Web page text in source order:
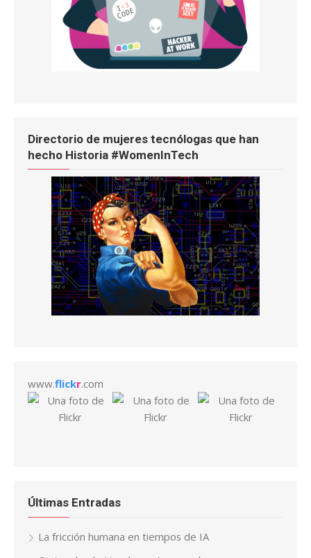
Directorio de mujeres tecnólogas que han
hecho Historia #WomenInTech
www.flickr.com
Últimas Entradas
La fricción humana en tiempos de IA